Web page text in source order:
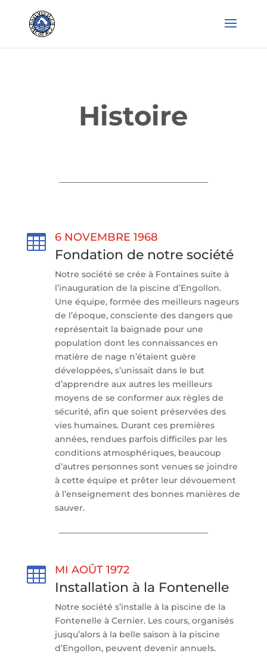
Histoire
 6 NOVEMBRE 1968
Fondation de notre société
Notre société se crée à Fontaines suite à
l’inauguration de la piscine d’Engollon.
Une équipe, formée des meilleurs nageurs
de l’époque, consciente des dangers que
représentait la baignade pour une
population dont les connaissances en
matière de nage n’étaient guère
développées, s’unissait dans le but
d’apprendre aux autres les meilleurs
moyens de se conformer aux règles de
sécurité, afin que soient préservées des
vies humaines. Durant ces premières
années, rendues parfois difficiles par les
conditions atmosphériques, beaucoup
d’autres personnes sont venues se joindre
à cette équipe et prêter leur dévouement
à l’enseignement des bonnes manières de
sauver.
 MI AOÛT 1972
Installation à la Fontenelle
Notre société s’installe à la piscine de la
Fontenelle à Cernier. Les cours, organisés
jusqu’alors à la belle saison à la piscine
d’Engollon, peuvent devenir annuels.